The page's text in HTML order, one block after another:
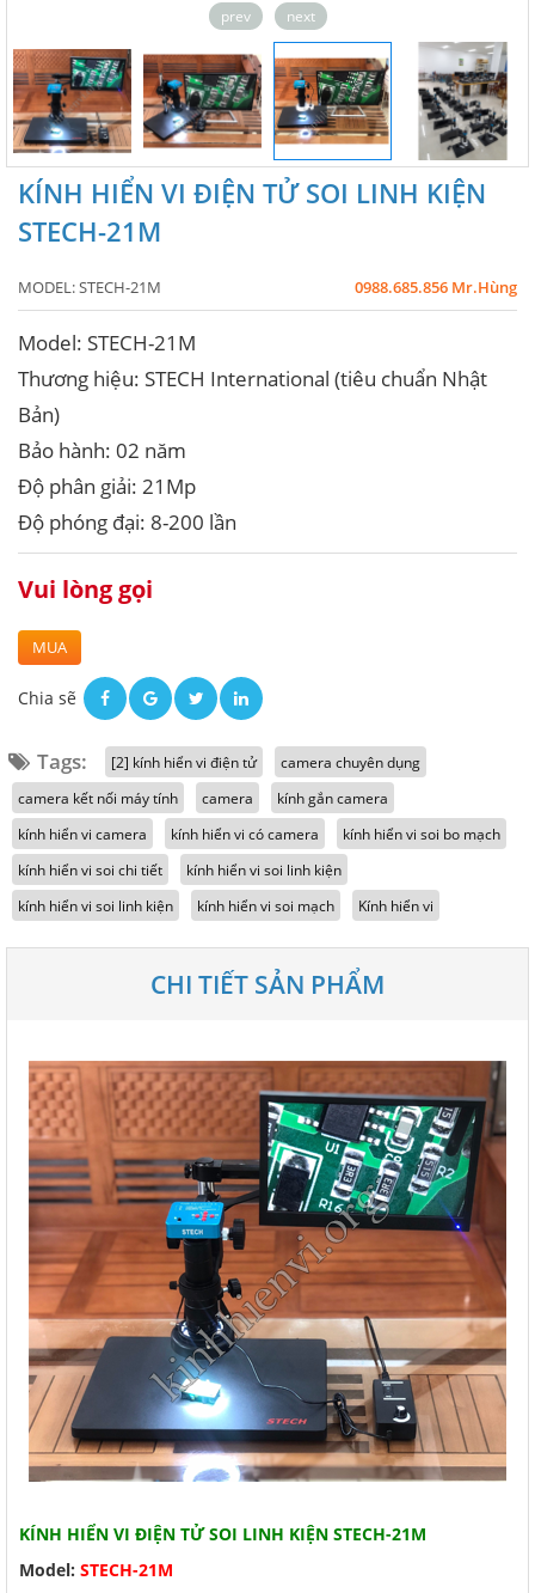
prev next
KÍNH HIỂN VI ĐIỆN TỬ SOI LINH KIỆN
STECH-21M
MODEL:STECH-21M 0988.685.856 Mr.Hùng
Model: STECH-21M
Thương hiệu: STECH International (tiêu chuẩn Nhật
Bản)
Bảo hành: 02 năm
Độ phân giải: 21Mp
Độ phóng đại: 8-200 lần
Vui lòng gọi
MUA
Chia sẽ
Tags: [2] kính hiển vi điện tử
camera chuyên dụng
camera kết nối máy tính
camera
kính gắn camera
kính hiển vi camera
kính hiển vi có camera
kính hiển vi soi bo mạch
kính hiển vi soi chi tiết
kính hiển vi soi linh kiện
kính hiển vi soi linh kiện
kính hiển vi soi mạch Kính hiển vi
CHI TIẾT SẢN PHẨM
KÍNH HIỂN VI ĐIỆN TỬ SOI LINH KIỆN STECH-21M
Model: STECH-21M